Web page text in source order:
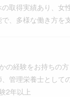
取得実績あり、女
、多様な働き方を
の経験をお持ちの方
理栄養士としての
年以上